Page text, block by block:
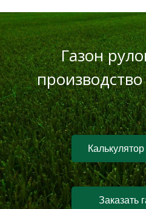
Газон
Калькулятор
Заказать